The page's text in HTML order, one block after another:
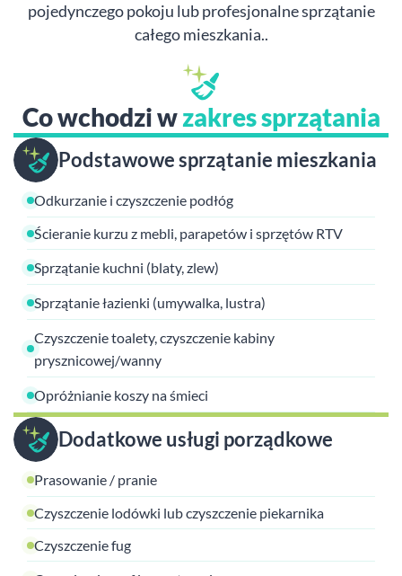
pojedynczego pokoju lub profesjonalne sprzątanie
całego mieszkania..
Co wchodzi wzakres sprzątania
Podstawowe sprzątanie mieszkania
Odkurzanie i czyszczenie podłóg
Ścieranie kurzu z mebli, parapetów i sprzętów RTV
Sprzątanie kuchni (blaty, zlew)
Sprzątanie łazienki (umywalka, lustra)
Czyszczenie toalety, czyszczenie kabiny
prysznicowej/wanny
Opróżnianie koszy na śmieci
Dodatkowe usługi porządkowe
Prasowanie / pranie
Czyszczenie lodówki lub czyszczenie piekarnika
Czyszczenie fug